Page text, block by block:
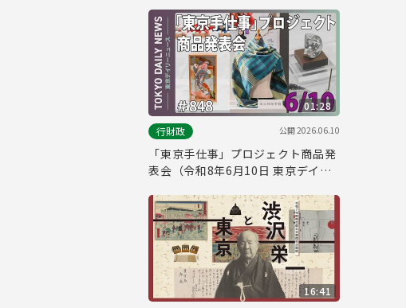
01:28
行財政
公開2026.06.10
「東京手仕事」プロジェクト商品発
表会（令和8年6月10日 東京デイリ
16:41